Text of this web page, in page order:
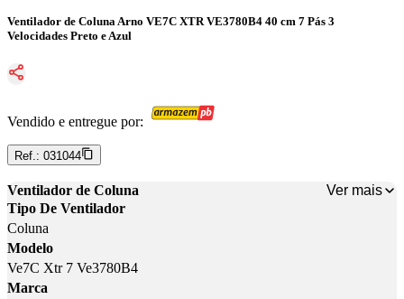
Ventilador de Coluna Arno VE7C XTR VE3780B4 40 cm 7 Pás 3
Velocidades Preto e Azul
Vendido e entregue por:
Ref.: 031044
Ventilador de Coluna
Ver mais
Tipo De Ventilador
Coluna
Modelo
Ve7C Xtr 7 Ve3780B4
Marca